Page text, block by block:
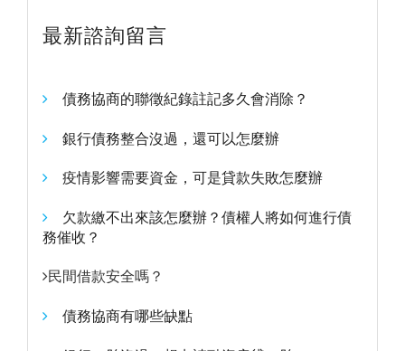
最新諮詢留言
債務協商的聯徵紀錄註記多久會消除？
銀行債務整合沒過，還可以怎麼辦
疫情影響需要資金，可是貸款失敗怎麼辦
欠款繳不出來該怎麼辦？債權人將如何進行債
務催收？
民間借款安全嗎？
債務協商有哪些缺點